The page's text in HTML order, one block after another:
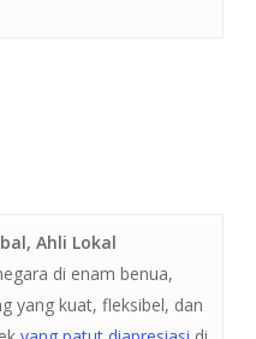
Ahli Lokal
di enam benua,
yang kuat, fleksibel, dan